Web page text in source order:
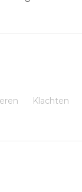
Klachten